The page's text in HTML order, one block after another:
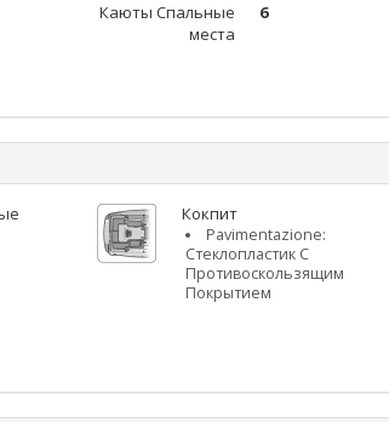
Каюты Спальные
места
6
Кокпит
Pavimentazione:
Стеклопластик С
Противоскользящим
Покрытием